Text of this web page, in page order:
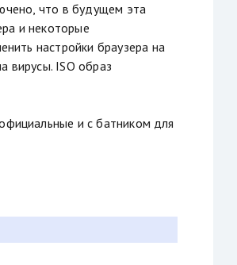
что в будущем эта
и некоторые
настройки браузера на
вирусы. ISO образ
и с батником для